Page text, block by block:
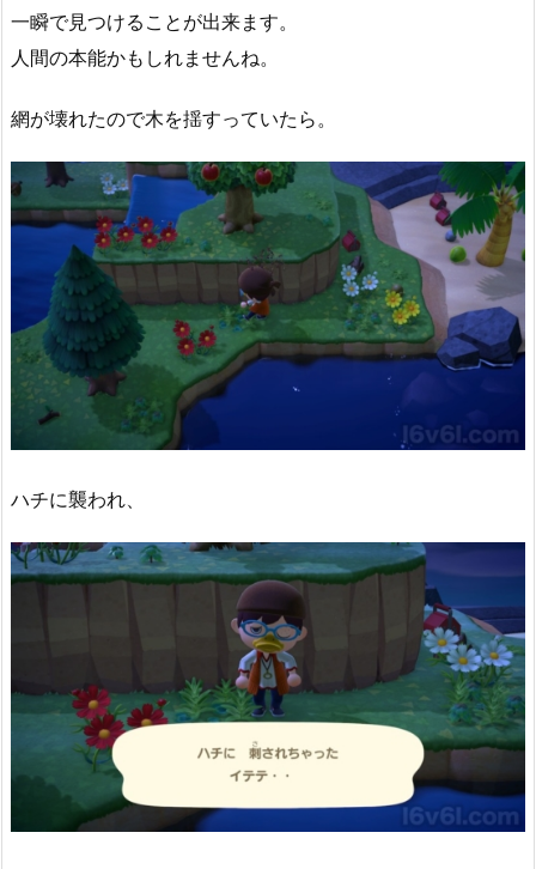
一瞬で見つけることが出来ます。
人間の本能かもしれませんね。
網が壊れたので木を揺すっていたら。
ハチに襲われ、